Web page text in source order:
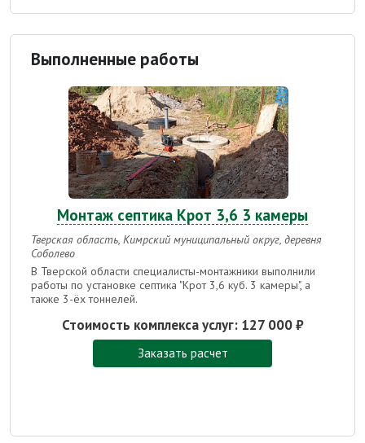
Выполненные работы
Монтаж септика Крот 3,6 3 камеры
Тверская область, Кимрский муниципальный округ, деревня
Соболево
В Тверской области специалисты-монтажники выполнили
работы по установке септика "Крот 3,6 куб. 3 камеры", а
также 3-ёх тоннелей.
Стоимость комплекса услуг: 127 000 ₽
Заказать расчет